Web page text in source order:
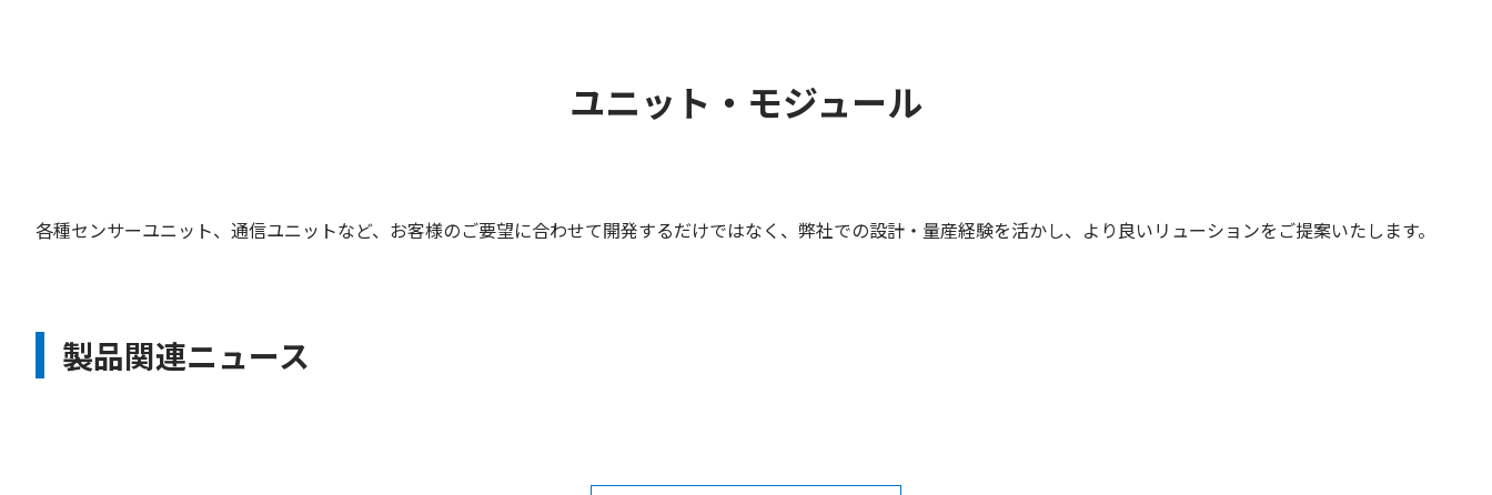
ユニット・モジュール
各種センサーユニット、通信ユニットなど、お客様のご要望に合わせて開発するだけではなく、弊社での設計・量産経験を活かし、より良いリューションをご提案いたします。
製品関連ニュース